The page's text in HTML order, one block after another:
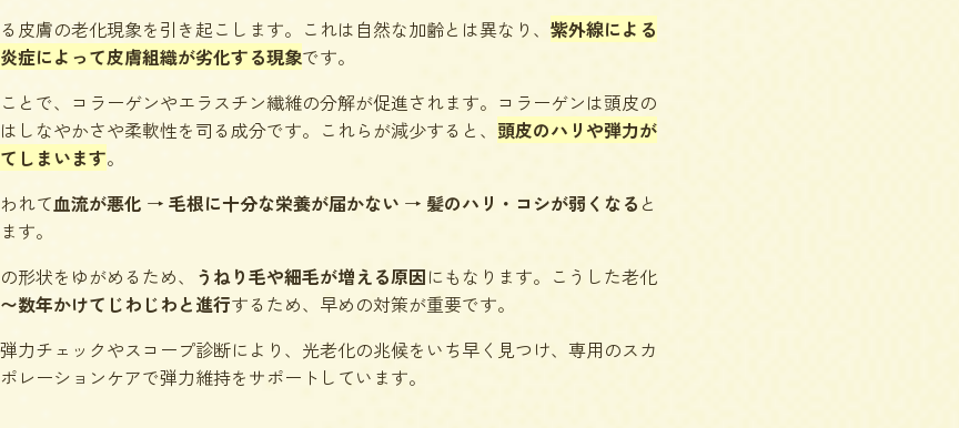
皮膚の老化現象を引き起こします。これは自然な加齢とは異なり、 紫外線による
症によって皮膚組織が劣化する現象です。
とで、コラーゲンやエラスチン繊維の分解が促進されます。コラーゲンは頭皮の
しなやかさや柔軟性を司る成分です。これらが減少すると、 頭皮のハリや弾力が
しまいます。
れて血流が悪化 → 毛根に十分な栄養が届かない → 髪のハリ・コシが弱くなる と
す。
形状をゆがめるため、
うねり毛や細毛が増える原因にもなります。こうした老化
数年かけてじわじわと進行するため、早めの対策が重要です。
力チェックやスコープ診断により、光老化の兆候をいち早く見つけ、専用のスカ
レーションケアで弾力維持をサポートしています。